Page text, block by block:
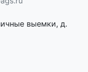
выемки, д.